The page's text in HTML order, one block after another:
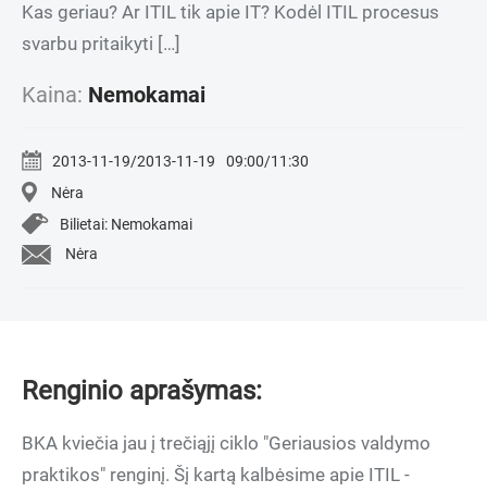
Kas geriau? Ar ITIL tik apie IT? Kodėl ITIL procesus
svarbu pritaikyti […]
Kaina: Nemokamai
2013-11-19/2013-11-19
09:00/11:30
Nėra
Bilietai: Nemokamai
Nėra
Renginio aprašymas:
BKA kviečia jau į trečiąjį ciklo "Geriausios valdymo
praktikos" renginį. Šį kartą kalbėsime apie ITIL -